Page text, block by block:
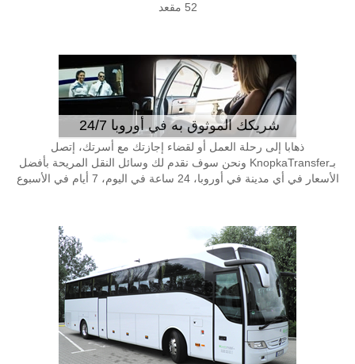
52 مقعد
شريكك الموثوق به في أوروبا 24/7
ذهابا إلى رحلة العمل أو لقضاء إجازتك مع أسرتك، إتصل
بـKnopkaTransfer ونحن سوف نقدم لك وسائل النقل المريحة بأفضل
الأسعار في أي مدينة في أوروبا، 24 ساعة في اليوم، 7 أيام في الأسبوع